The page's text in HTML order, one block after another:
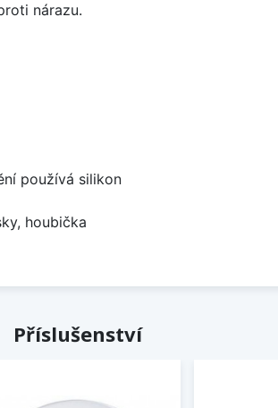
nárazu.
používá silikon
houbička
Příslušenství